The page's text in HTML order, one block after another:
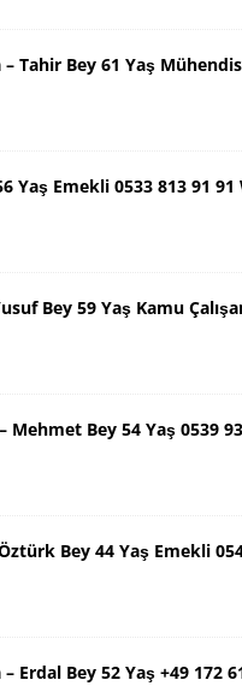
Tahir Bey 61 Yaş
Yaş Emekli 0533 813 91
Bey 59 Yaş Kamu
Mehmet Bey 54 Yaş 0539
Bey 44 Yaş Emekli
Erdal Bey 52 Yaş +49 172